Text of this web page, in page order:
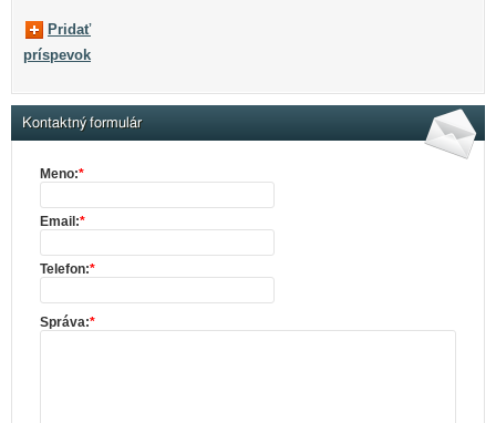
Pridať
príspevok
Kontaktný formulár
Meno:*
Email:*
Telefon:*
Správa:*